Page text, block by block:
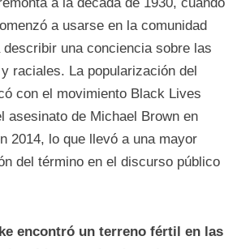
a usarse en la comunidad
una conciencia sobre las
raciales. La popularización del
con el movimiento Black Lives
asesinato de Michael Brown en
2014, lo que llevó a una mayor
del término en el discurso público
encontró un terreno fértil en las